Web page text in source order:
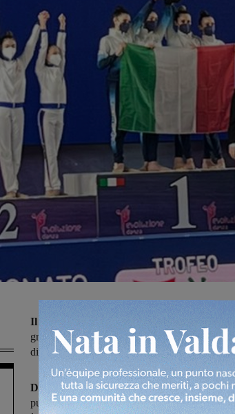
Il Valdarno ritorna nella massima serie di
grazie allaGinnastica Terranuova,tornata in
distanza dalla retrocessione in A2.
Dopo il secondo posto della prima prova
punteggio) e la sofferenza della seconda